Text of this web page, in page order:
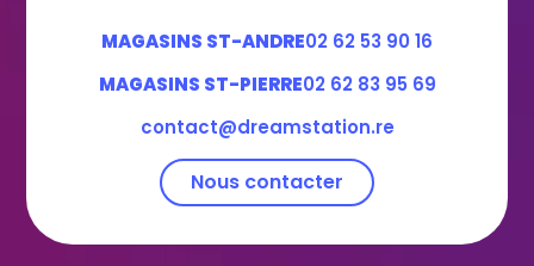
MAGASINS ST-ANDRE02 62 53 90 16
MAGASINS ST-PIERRE02 62 83 95 69
contact@dreamstation.re
Nous contacter